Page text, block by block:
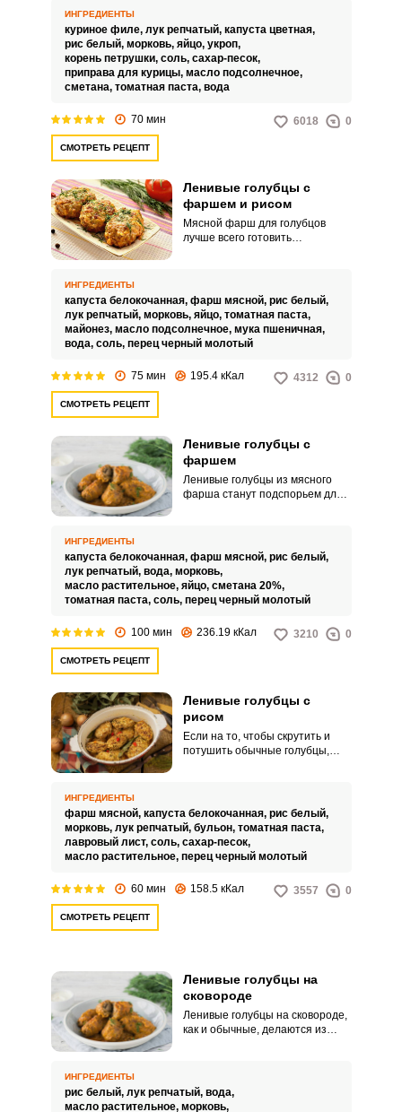
страха за фигуру. Также такие
изделия можно давать деткам
без аллергии на курятину.
ИНГРЕДИЕНТЫ
куриное филе, лук репчатый, капуста цветная,
рис белый, морковь, яйцо, укроп,
корень петрушки, соль, сахар-песок,
приправа для курицы, масло подсолнечное,
сметана, томатная паста, вода
70 мин 6018 0
СМОТРЕТЬ РЕЦЕПТ
Ленивые голубцы с
фаршем и рисом
Мясной фарш для голубцов
лучше всего готовить
покупной фарш. Желательно,
чтобы это была смесь свиного и
куриного мяса с добавлением
небольшого количества сала.
ИНГРЕДИЕНТЫ
капуста белокочанная, фарш мясной, рис белый,
лук репчатый, морковь, яйцо, томатная паста,
майонез, масло подсолнечное, мука пшеничная,
вода, соль, перец черный молотый
75 мин 195.4 кКал 4312 0
СМОТРЕТЬ РЕЦЕПТ
Ленивые голубцы с
фаршем
Ленивые голубцы из мясного
фарша станут подспорьем для
моркови, тушеные в томатно-
сметанной заправке, готовятся
просто, для них не нужно
распаривать капустные листья.
ИНГРЕДИЕНТЫ
капуста белокочанная, фарш мясной, рис белый,
лук репчатый, вода, морковь,
масло растительное, яйцо, сметана 20%,
томатная паста, соль, перец черный молотый
100 мин 236.19 кКал 3210 0
СМОТРЕТЬ РЕЦЕПТ
Ленивые голубцы с
рисом
Если на то, чтобы скрутить и
потушить обычные голубцы,
Для этого нужно измельчить
капусту, добавить к ней
сваренный рис и мясной фарш.
ИНГРЕДИЕНТЫ
фарш мясной, капуста белокочанная, рис белый,
морковь, лук репчатый, бульон, томатная паста,
лавровый лист, соль, сахар-песок,
масло растительное, перец черный молотый
60 мин 158.5 кКал 3557 0
СМОТРЕТЬ РЕЦЕПТ
Ленивые голубцы на
сковороде
Ленивые голубцы на сковороде,
как и обычные, делаются из
ИНГРЕДИЕНТЫ
рис белый, лук репчатый, вода,
масло растительное, морковь,
ВХОД НА САЙТ
с помощью социальных сетей: